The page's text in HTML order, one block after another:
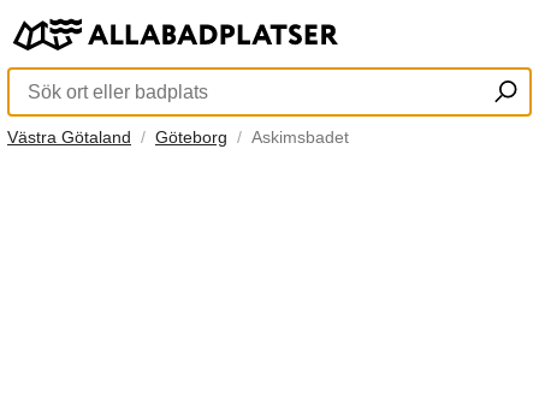
Västra Götaland Göteborg Askimsbadet